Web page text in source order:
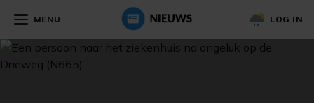
MENU LOG IN